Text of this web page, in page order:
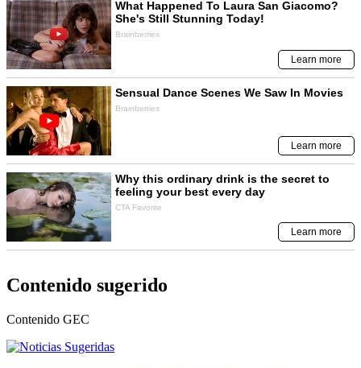
Contenido sugerido
Contenido GEC